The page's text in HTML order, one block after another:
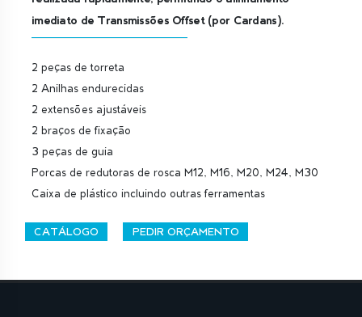
imediato de Transmissões Offset (por Cardans).
2 peças de torreta
2 Anilhas endurecidas
2 extensões ajustáveis
2 braços de fixação
3 peças de guia
Porcas de redutoras de rosca M12, M16, M20, M24, M30
Caixa de plástico incluindo outras ferramentas
CATÁLOGO PEDIR ORÇAMENTO